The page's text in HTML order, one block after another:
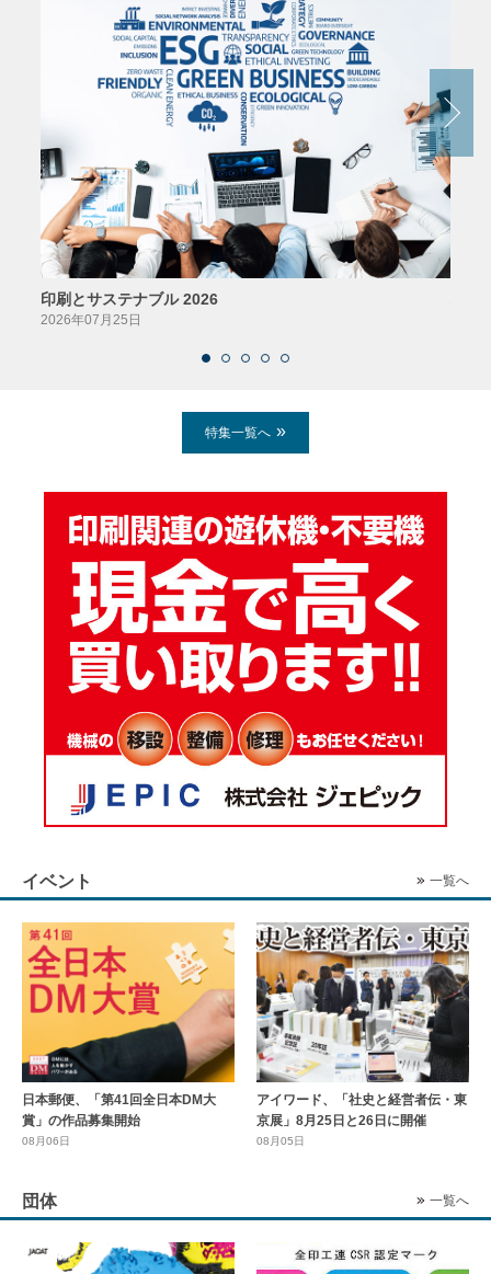
印刷とサステナブル 2026
2026年07月25日
特集一覧へ
イベント 一覧へ
日本郵便、「第41回全日本DM大
賞」の作品募集開始
08月06日
アイワード、「社史と経営者伝・東
京展」8月25日と26日に開催
08月05日
団体 一覧へ